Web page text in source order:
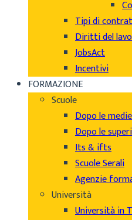
Tipi di
Diritti del
JobsAct
Incentivi
FORMAZIONE
Scuole
Dopo le medie
Dopo le
Its & ifts
Scuole Serali
Agenzie
Università
Università in